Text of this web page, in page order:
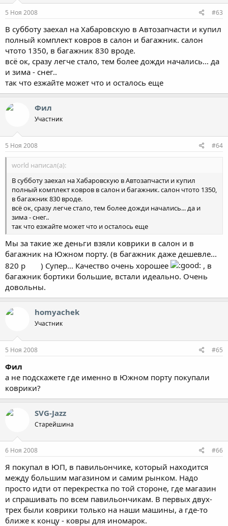
5 Ноя 2008 #63
В субботу заехал на Хабаровскую в Автозапчасти и купил
полный комплект ковров в салон и багажник. салон
чтото 1350, в багажник 830 вроде.
всё ок, сразу легче стало, тем более дожди начались... да
и зима - снег..
так что езжайте может что и осталось еще
Фил
Участник
5 Ноя 2008 #64
world написал(а):
В субботу заехал на Хабаровскую в Автозапчасти и купил
полный комплект ковров в салон и багажник. салон чтото 1350,
в багажник 830 вроде.
всё ок, сразу легче стало, тем более дожди начались... да и
зима - снег..
так что езжайте может что и осталось еще
Мы за такие же деньги взяли коврики в салон и в
багажник на Южном порту. (в багажник даже дешевле...
820 р
) Супер... Качество очень хорошее
, в
багажник бортики большие, встали идеально. Очень
довольны.
homyachek
Участник
5 Ноя 2008 #65
Фил
а не подскажете где именно в Южном порту покупали
коврики?
SVG-Jazz
Старейшина
6 Ноя 2008 #66
Я покупал в ЮП, в павильончике, который находится
между большим магазином и самим рынком. Надо
просто идти от перекрестка по той стороне, где магазин
и спрашивать по всем павильончикам. В первых двух-
трех были коврики только на наши машины, а где-то
ближе к концу - ковры для иномарок.